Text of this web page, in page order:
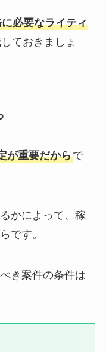
必要なライティ
ておきましょ
が重要だからで
かによって、稼
です。
き案件の条件は